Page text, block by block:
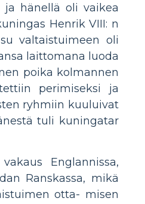
ja hänellä oli vaikea
Henrik VIII: n
valtaistuimeen oli
laittomana luoda
poika kolmannen
perimiseksi ja
ryhmiin kuuluivat
tuli kuningatar
Englannissa,
Ranskassa, mikä
otta- misen